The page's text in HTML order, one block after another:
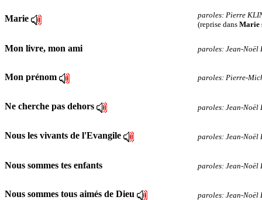
Marie
paroles: Pierre
(reprise dans Marie
Mon livre, mon ami paroles: Jean-Noël
Mon prénom paroles: Pierre-
Ne cherche pas dehors paroles: Jean-Noël
Nous les vivants de l'Evangile paroles: Jean-Noël
Nous sommes tes enfants paroles: Jean-Noël
Nous sommes tous aimés de Dieu paroles: Jean-Noël